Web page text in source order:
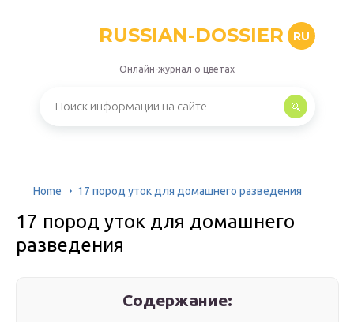
RUSSIAN-DOSSIER RU
Онлайн-журнал о цветах
Home 17 пород уток для домашнего разведения
17 пород уток для домашнего
разведения
Содержание: